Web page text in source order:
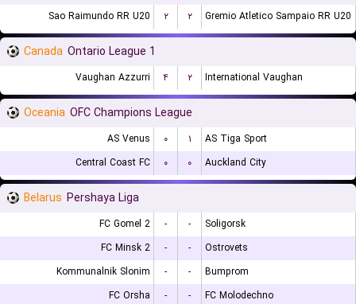
Sao Raimundo RR U20 ۲ ۲ Gremio Atletico Sampaio RR U20
Canada Ontario League 1
Vaughan Azzurri ۴ ۲ International Vaughan
Oceania OFC Champions League
AS Venus ۰ ۱
AS Tiga Sport
Central Coast FC
۰ ۰ Auckland City
Belarus Pershaya Liga
FC Gomel 2 - -
Soligorsk
FC Minsk 2
- -
Ostrovets
Kommunalnik Slonim
- -
Bumprom
FC Orsha
- -
FC Molodechno